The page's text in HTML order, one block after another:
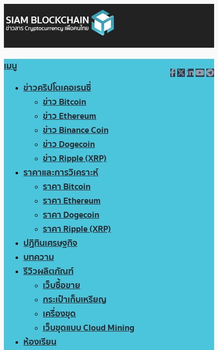
เมนู
ข่าวคริปโตเคอเรนซี่
ข่าว Bitcoin
ข่าว Ethereum
ข่าว Binance Coin
ข่าว Dogecoin
ข่าว Ripple (XRP)
ราคาและการวิเคราะห์
ราคา Bitcoin
ราคา Ethereum
ราคา Dogecoin
ราคา Ripple (XRP)
ปฏิทินเศรษฐกิจ
บทความ
รีวิวผลิตภัณฑ์
เว็บซื้อขาย
กระเป๋าเก็บเหรียญ
เครื่องขุด
เว็บขุดแบบ Cloud Mining
ห้องเรียน